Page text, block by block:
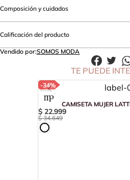
Composición y cuidados
Calificación del producto
Vendido por:SOMOS MODA
TE PUEDE
-34%
CAMISETA MUJER
$ 22.999
$ 34.649